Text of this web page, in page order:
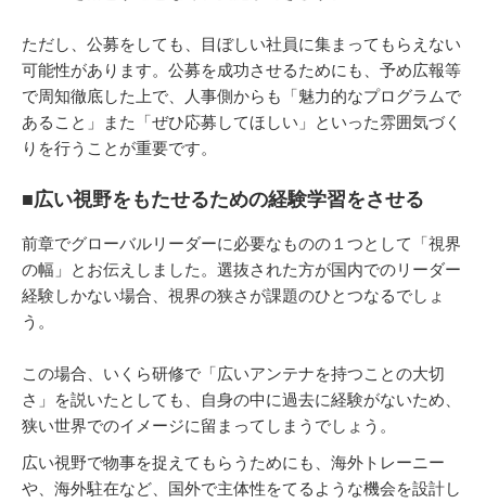
ただし、公募をしても、目ぼしい社員に集まってもらえない
可能性があります。公募を成功させるためにも、予め広報等
で周知徹底した上で、人事側からも「魅力的なプログラムで
あること」また「ぜひ応募してほしい」といった雰囲気づく
りを行うことが重要です。
■広い視野をもたせるための経験学習をさせる
前章でグローバルリーダーに必要なものの１つとして「視界
の幅」とお伝えしました。選抜された方が国内でのリーダー
経験しかない場合、視界の狭さが課題のひとつなるでしょ
う。
この場合、いくら研修で「広いアンテナを持つことの大切
さ」を説いたとしても、自身の中に過去に経験がないため、
狭い世界でのイメージに留まってしまうでしょう。
広い視野で物事を捉えてもらうためにも、海外トレーニー
や、海外駐在など、国外で主体性をてるような機会を設計し